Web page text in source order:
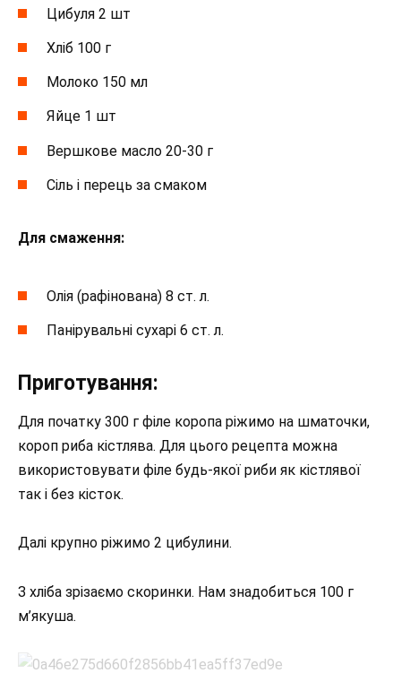
Цибуля 2 шт
Хліб 100 г
Молоко 150 мл
Яйце 1 шт
Вершкове масло 20-30 г
Сіль і перець за смаком
Для смаження:
Олія (рафінована) 8 ст. л.
Панірувальні сухарі 6 ст. л.
Приготування:
Для початку 300 г філе коропа ріжимо на шматочки,
короп риба кістлява. Для цього рецепта можна
використовувати філе будь-якої риби як кістлявої
так і без кісток.
Далі крупно ріжимо 2 цибулини.
З хліба зрізаємо скоринки. Нам знадобиться 100 г
м’якуша.